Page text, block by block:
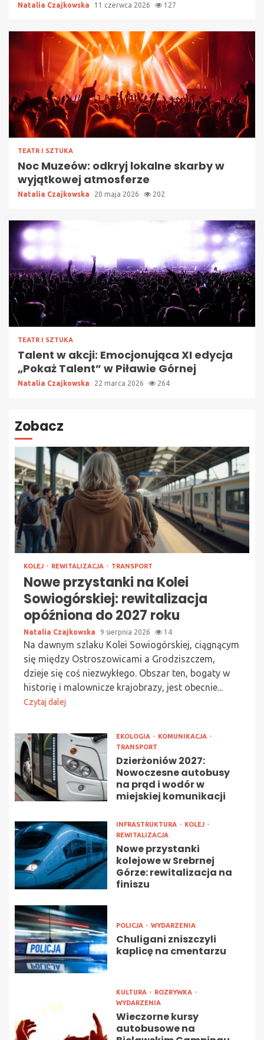
Natalia Czajkowska 11 czerwca 2026 127
TEATR I SZTUKA
Noc Muzeów: odkryj lokalne skarby w
wyjątkowej atmosferze
Natalia Czajkowska 20 maja 2026 202
TEATR I SZTUKA
Talent w akcji: Emocjonująca XI edycja
„Pokaż Talent” w Piławie Górnej
Natalia Czajkowska 22 marca 2026 264
Zobacz
KOLEJ REWITALIZACJA TRANSPORT
Nowe przystanki na Kolei
Sowiogórskiej: rewitalizacja
opóźniona do 2027 roku
Natalia Czajkowska 9 sierpnia 2026 14
Na dawnym szlaku Kolei Sowiogórskiej, ciągnącym
się między Ostroszowicami a Grodziszczem,
dzieje się coś niezwykłego. Obszar ten, bogaty w
historię i malownicze krajobrazy, jest obecnie...
Czytaj dalej
EKOLOGIA
KOMUNIKACJA
TRANSPORT
Dzierżoniów 2027:
Nowoczesne autobusy
na prąd i wodór w
miejskiej komunikacji
INFRASTRUKTURA
KOLEJ
REWITALIZACJA
Nowe przystanki
kolejowe w Srebrnej
Górze: rewitalizacja na
finiszu
POLICJA WYDARZENIA
Chuligani zniszczyli
kaplicę na cmentarzu
KULTURA
ROZRYWKA
WYDARZENIA
Wieczorne kursy
autobusowe na